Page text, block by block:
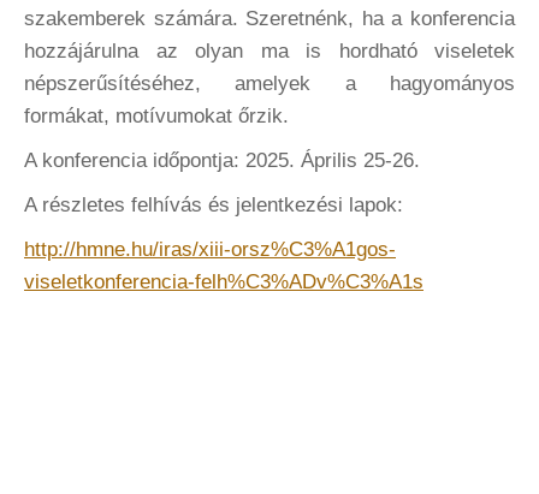
szakemberek számára. Szeretnénk, ha a konferencia
hozzájárulna az olyan ma is hordható viseletek
népszerűsítéséhez, amelyek a hagyományos
formákat, motívumokat őrzik.
A konferencia időpontja: 2025. Április 25-26.
A részletes felhívás és jelentkezési lapok:
http://hmne.hu/iras/xiii-orsz%C3%A1gos-
viseletkonferencia-felh%C3%ADv%C3%A1s